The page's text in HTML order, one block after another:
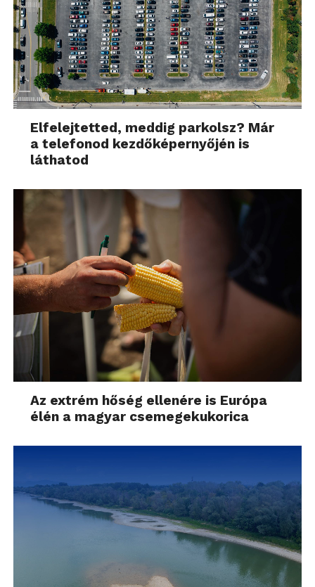
Elfelejtetted, meddig parkolsz? Már
a telefonod kezdőképernyőjén is
láthatod
Az extrém hőség ellenére is Európa
élén a magyar csemegekukorica